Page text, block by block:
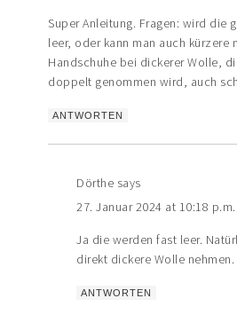
Super Anleitung. Fragen: wird die
leer, oder kann man auch kürzere
Handschuhe bei dickerer Wolle,
doppelt genommen wird, auch
ANTWORTEN
Dörthe says
27. Januar 2024 at 10:18 p.m.
Ja die werden fast leer.
direkt dickere Wolle nehmen.
ANTWORTEN